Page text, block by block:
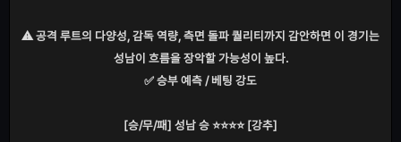
⚠️ 공격 루트의 다양성, 감독 역량, 측면 돌파 퀄리티까지 감안하면 이 경기는
성남이 흐름을 장악할 가능성이 높다.
✅ 승부 예측 / 베팅 강도
[승/무/패] 성남 승 ⭐⭐⭐⭐ [강추]